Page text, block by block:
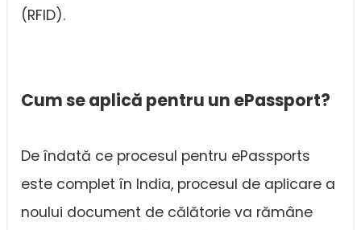
(RFID).
Cum se aplică pentru un ePassport?
De îndată ce procesul pentru ePassports
este complet în India, procesul de aplicare a
noului document de călătorie va rămâne